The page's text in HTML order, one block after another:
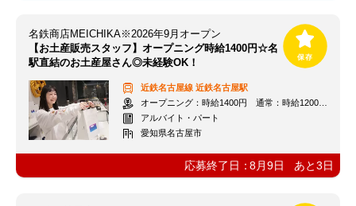
名鉄商店MEICHIKA※2026年9月オープン
【お土産販売スタッフ】オープニング時給1400円☆名
駅直結のお土産屋さん◎未経験OK！
近鉄名古屋線 近鉄名古屋駅
オープニング：時給1400円 通常：時給1200円～＋交通費全額支給
アルバイト・パート
愛知県名古屋市
応募終了日：8月9日 あと3日